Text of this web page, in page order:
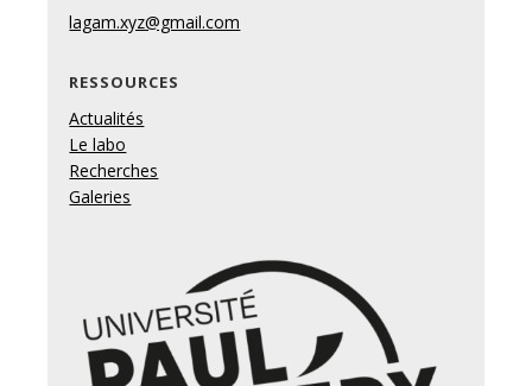
lagam.xyz@gmail.com
RESSOURCES
Actualités
Le labo
Recherches
Galeries